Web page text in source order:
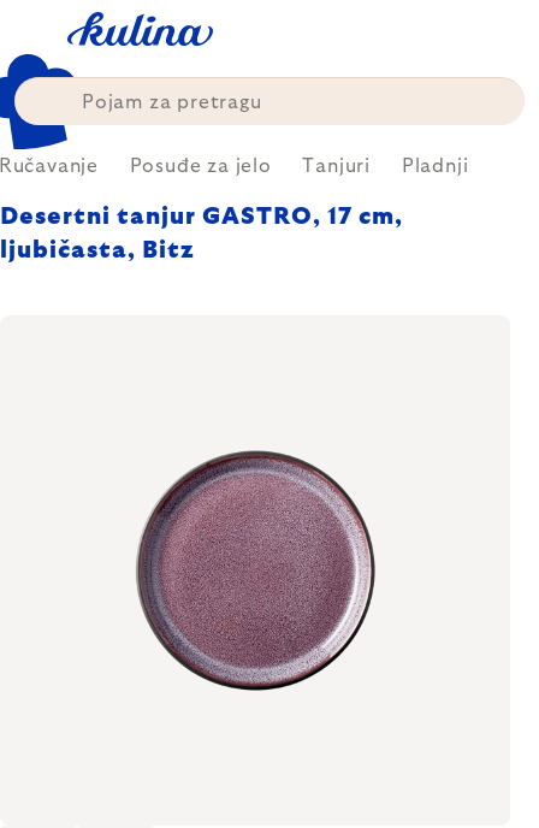
content
Posuđe za jelo Tanjuri Pladnji
Desertni tanjur GASTRO, 17 cm,
ljubičasta, Bitz